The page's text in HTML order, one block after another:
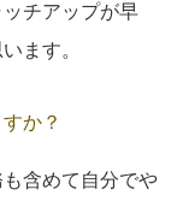
チアップが早
ます。
か？
含めて自分でや